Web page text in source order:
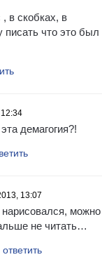
в скобках, в
что это был
демагогия?!
13:07
можно
не читать…